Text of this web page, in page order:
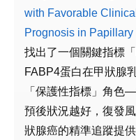
with Favorable
Prognosis in
找出了一個關鍵指標
FABP4蛋白在甲狀腺
「保護性指標」角色
預後狀況越好，復發
狀腺癌的精準追蹤提